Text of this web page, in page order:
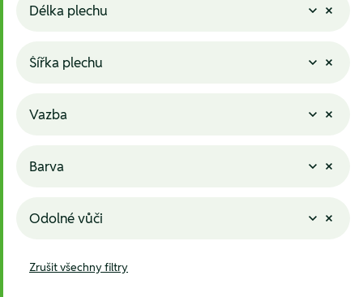
Délka plechu
Šířka plechu
Vazba
Barva
Odolné vůči
Zrušit všechny filtry